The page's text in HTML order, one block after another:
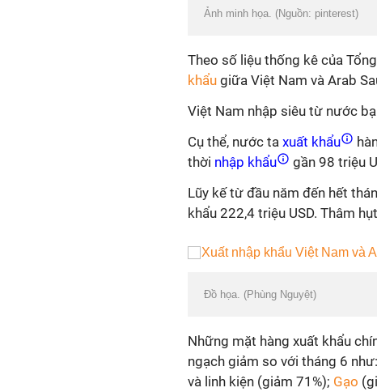
Ảnh minh họa. (Nguồn: pinterest)
Theo số liệu thống kê của
khẩu giữa Việt Nam và Arab
Việt Nam nhập siêu từ nước
Cụ thể, nước ta xuất khẩu
thời nhập khẩu
gần 98 triệu
Lũy kế từ đầu năm đến hết
khẩu 222,4 triệu USD. Thâm
Đồ họa. (Phùng Nguyệt)
Những mặt hàng xuất khẩu
ngạch giảm so với tháng 6 như:
và linh kiện (giảm 71%); Gạo